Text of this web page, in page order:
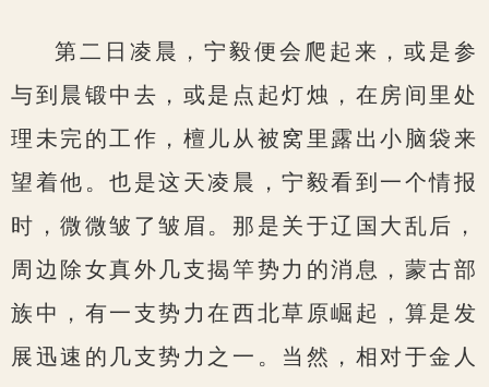
第二日凌晨，宁毅便会爬起来，或是参
与到晨锻中去，或是点起灯烛，在房间里处
理未完的工作，檀儿从被窝里露出小脑袋来
望着他。也是这天凌晨，宁毅看到一个情报
时，微微皱了皱眉。那是关于辽国大乱后，
周边除女真外几支揭竿势力的消息，蒙古部
族中，有一支势力在西北草原崛起，算是发
展迅速的几支势力之一。当然，相对于金人